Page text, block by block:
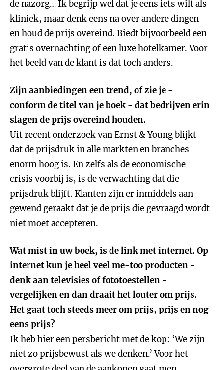
de nazorg… Ik begrijp wel dat je eens iets wilt als
kliniek, maar denk eens na over andere dingen
en houd de prijs overeind. Biedt bijvoorbeeld een
gratis overnachting of een luxe hotelkamer. Voor
het beeld van de klant is dat toch anders.
Zijn aanbiedingen een trend, of zie je -
conform de titel van je boek - dat bedrijven erin
slagen de prijs overeind houden.
Uit recent onderzoek van Ernst & Young blijkt
dat de prijsdruk in alle markten en branches
enorm hoog is. En zelfs als de economische
crisis voorbij is, is de verwachting dat die
prijsdruk blijft. Klanten zijn er inmiddels aan
gewend geraakt dat je de prijs die gevraagd wordt
niet moet accepteren.
Wat mist in uw boek, is de link met internet. Op
internet kun je heel veel me-too producten -
denk aan televisies of fototoestellen -
vergelijken en dan draait het louter om prijs.
Het gaat toch steeds meer om prijs, prijs en nog
eens prijs?
Ik heb hier een persbericht met de kop: ‘We zijn
niet zo prijsbewust als we denken.’ Voor het